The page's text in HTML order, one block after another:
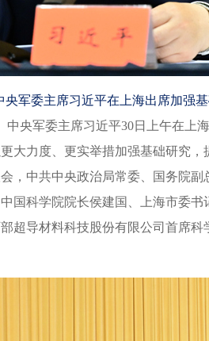
军委主席习近平在上海出席加强
军委主席习近平30日上午在上
大力度、更实举措加强基础研究
中共中央政治局常委、国务院副
科学院院长侯建国、上海市委书
超导材料科技股份有限公司首席